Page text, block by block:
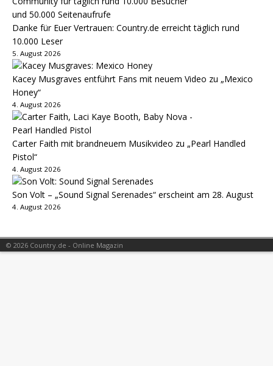
Danke für Euer Vertrauen: Country.de erreicht täglich rund
10.000 Leser
5. August 2026
Kacey Musgraves entführt Fans mit neuem Video zu „Mexico
Honey“
4. August 2026
Carter Faith mit brandneuem Musikvideo zu „Pearl Handled
Pistol“
4. August 2026
Son Volt – „Sound Signal Serenades“ erscheint am 28. August
4. August 2026
© 2026 Country.de - Online Magazin